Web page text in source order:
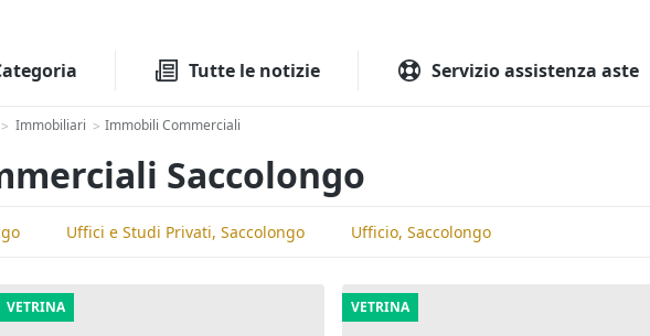
Tutte le notizie Servizio assistenza aste
> Immobiliari > Immobili Commerciali
Saccolongo
Uffici e Studi Privati, Saccolongo Ufficio, Saccolongo
VETRINA VETRINA